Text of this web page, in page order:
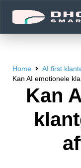
Home
AI first
Kan AI emotionele
Kan